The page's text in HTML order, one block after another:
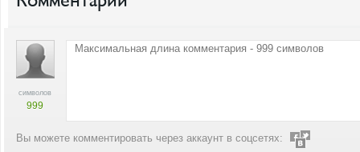
символов
999
Вы можете комментировать через аккаунт в соцсетях: